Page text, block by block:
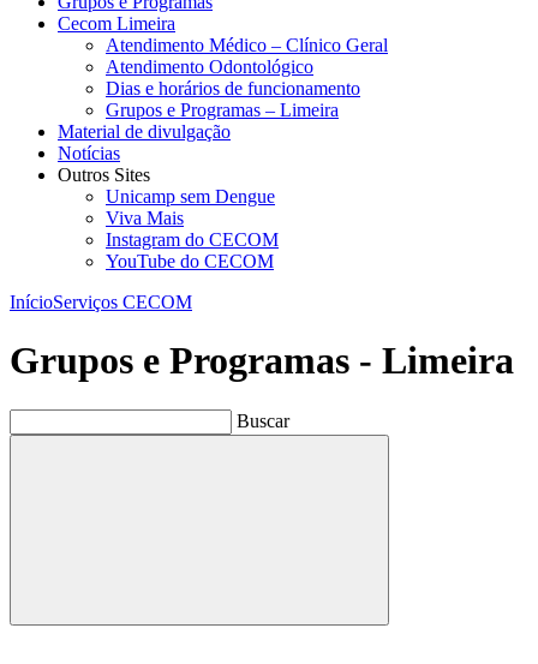
Cecom Limeira
Atendimento Médico – Clínico Geral
Atendimento Odontológico
Dias e horários de funcionamento
Grupos e Programas – Limeira
Material de divulgação
Notícias
Outros Sites
Unicamp sem Dengue
Viva Mais
Instagram do CECOM
YouTube do CECOM
InícioServiços CECOM
Grupos e Programas - Limeira
Buscar
Buscar